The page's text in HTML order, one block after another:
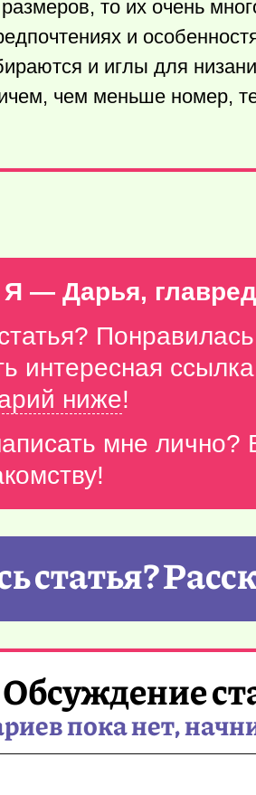
то их очень
и
и иглы для
чем меньше номер,
— Дарья,
интересная
ниже!
мне лично?
статья?
Обсуждение
пока нет,